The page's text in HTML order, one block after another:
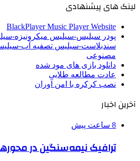
لینک های پیشنهادی
BlackPlayer Music Player Website
پودر سیلیس-سیلیس میکرونیزه-
سندبلاست-سیلیس تصفیه آب-
مصنوعی
دانلود بازی های مود شده
عادت مطالعه طلایی
نصب کرکره با امن آوران
آخرین اخبار
8 ساعت پیش
ترافیک نیمه‌سنگین در